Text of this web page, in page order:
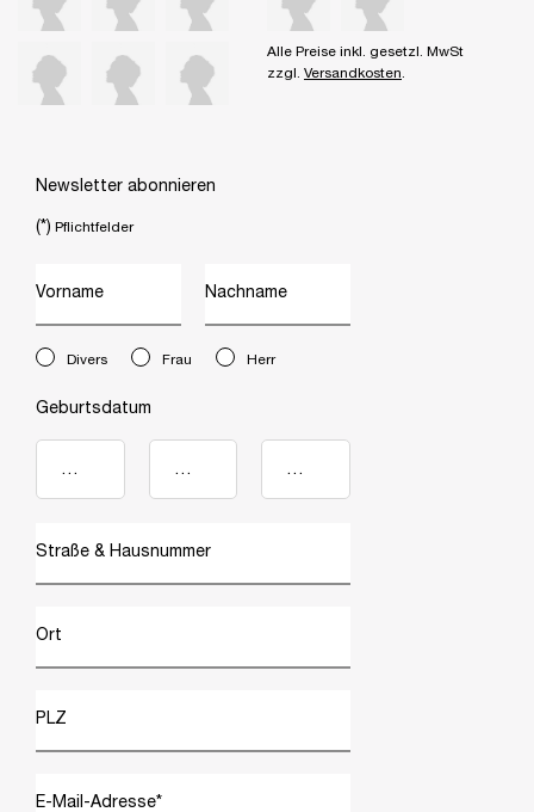
Alle Preise inkl. gesetzl. MwSt
zzgl. Versandkosten.
Newsletter abonnieren
(*) Pflichtfelder
Vorname Nachname
newslettersignup.title.legend
Divers Frau Herr
Geburtsdatum
Straße & Hausnummer
Ort
PLZ
E-Mail-Adresse*